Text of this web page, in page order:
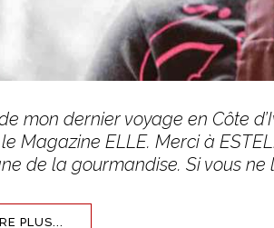
mon dernier voyage en Côte
Magazine ELLE. Merci à
de la gourmandise. Si vous ne
PLUS...